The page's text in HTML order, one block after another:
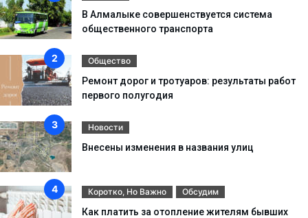
В Алмалыке совершенствуется система
общественного транспорта
Общество
Ремонт дорог и тротуаров: результаты работ
первого полугодия
Новости
Внесены изменения в названия улиц
Коротко, Но Важно Обсудим
Как платить за отопление жителям бывших